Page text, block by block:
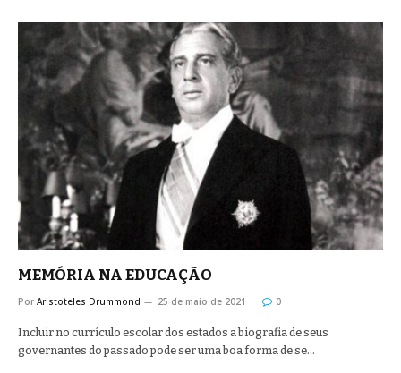
MEMÓRIA NA EDUCAÇÃO
Por Aristoteles Drummond 25 de maio de 2021 0
Incluir no currículo escolar dos estados a biografia de seus
governantes do passado pode ser uma boa forma de se…